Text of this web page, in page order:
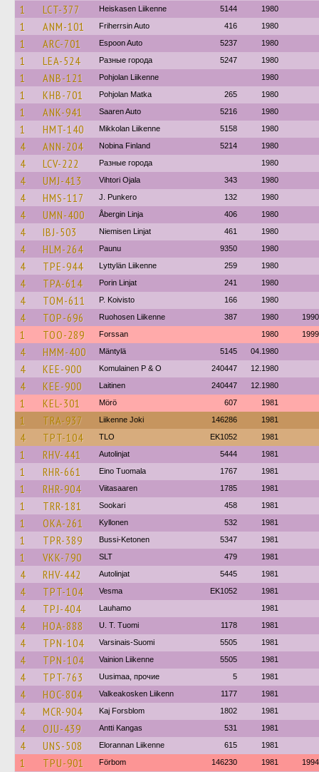
1 LCT-377 Heiskasen Liikenne 5144 1980
1 ANM-101 Friherrsin Auto 416 1980
1 ARC-701 Espoon Auto 5237 1980
1 LEA-524 Разные города 5247 1980
1 ANB-121 Pohjolan Liikenne 1980
1 KHB-701 Pohjolan Matka 265 1980
1 ANK-941 Saaren Auto 5216 1980
1 HMT-140 Mikkolan Liikenne 5158 1980
4 ANN-204 Nobina Finland 5214 1980
4 LCV-222 Разные города 1980
4 UMJ-413 Vihtori Ojala 343 1980
4 HMS-117 J. Punkero 132 1980
4 UMN-400 Åbergin Linja 406 1980
4 IBJ-503 Niemisen Linjat 461 1980
4 HLM-264 Paunu 9350 1980
4 TPE-944 Lyttylän Liikenne 259 1980
4 TPA-614 Porin Linjat 241 1980
4 TOM-611 P. Koivisto 166 1980
4 TOP-696 Ruohosen Liikenne 387 1980 1990
1 TOO-289 Forssan 1980 1999
4 HMM-400 Mäntylä 5145 04.1980
4 KEE-900 Komulainen P & O 240447 12.1980
4 KEE-900 Laitinen 240447 12.1980
1 KEL-301 Mörö 607 1981
1 TRA-937 Liikenne Joki 146286 1981
4 TPT-104 TLO EK1052 1981
1 RHV-441 Autolinjat 5444 1981
1 RHR-661 Eino Tuomala 1767 1981
1 RHR-904 Viitasaaren 1785 1981
1 TRR-181 Sookari 458 1981
1 OKA-261 Kyllonen 532 1981
1 TPR-389 Bussi-Ketonen 5347 1981
1 VKK-790 SLT 479 1981
4 RHV-442 Autolinjat 5445 1981
4 TPT-104 Vesma EK1052 1981
4 TPJ-404 Lauhamo 1981
4 HOA-888 U. T. Tuomi 1178 1981
4 TPN-104 Varsinais-Suomi 5505 1981
4 TPN-104 Vainion Liikenne 5505 1981
4 TPT-763 Uusimaa, прочие 5 1981
4 HOC-804 Valkeakosken Liikenn 1177 1981
4 MCR-904 Kaj Forsblom 1802 1981
4 OJU-439 Antti Kangas 531 1981
4 UNS-508 Elorannan Liikenne 615 1981
1 TPU-901 Förbom 146230 1981 1994